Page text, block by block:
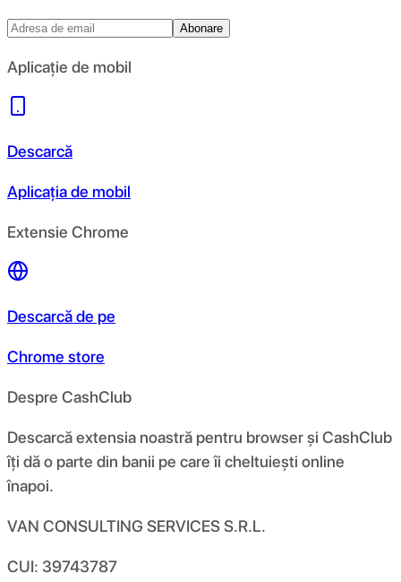
Abonare
Aplicație de mobil
Descarcă
Aplicația de mobil
Extensie Chrome
Descarcă de pe
Chrome store
Despre CashClub
Descarcă extensia noastră pentru browser și CashClub
îți dă o parte din banii pe care îi cheltuiești online
înapoi.
VAN CONSULTING SERVICES S.R.L.
CUI: 39743787